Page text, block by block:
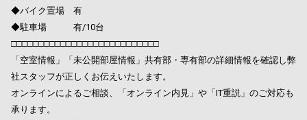
◆バイク置場 有
◆駐車場 有/10台
□□□□□□□□□□□□□□□□□□□□□□□□□□□
「空室情報」「未公開部屋情報」共有部・専有部の詳細情報を確認し弊
社スタッフが正しくお伝えいたします。
オンラインによるご相談、「オンライン内見」や「IT重説」のご対応も
承ります。